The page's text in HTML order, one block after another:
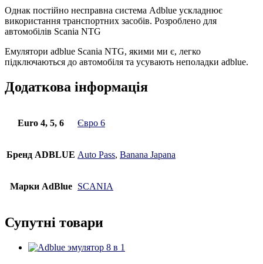
Однак постійно несправна система Adblue ускладнює
використання транспортних засобів. Розроблено для
автомобілів Scania NTG
Емулятори adblue Scania NTG, якими ми є, легко
підключаються до автомобіля та усувають неполадки adblue.
Додаткова інформація
Euro 4, 5, 6 Євро 6
Бренд ADBLUE Auto Pass, Banana Japana
Марки AdBlue SCANIA
Супутні товари